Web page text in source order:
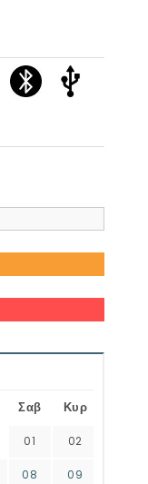
Σαβ Κυρ
01 02
08 09